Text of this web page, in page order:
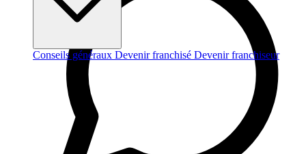
Conseils généraux Devenir franchisé Devenir franchiseur